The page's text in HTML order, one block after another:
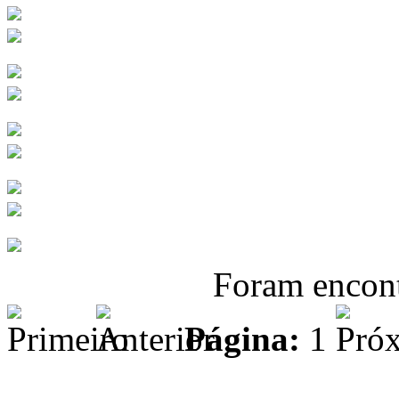
Foram
Página: 1